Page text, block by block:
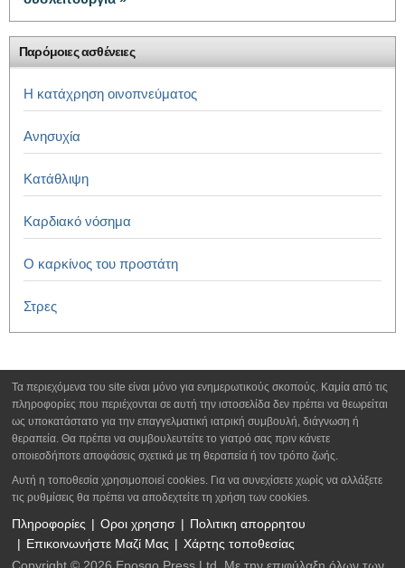
Παρόμοιες ασθένειες
Η κατάχρηση οινοπνεύματος
Ανησυχία
Κατάθλιψη
Καρδιακό νόσημα
Ο καρκίνος του προστάτη
Στρες
Τα περιεχόμενα του site είναι μόνο για ενημερωτικούς σκοπούς. Καμία από τις
πληροφορίες που περιέχονται σε αυτή την ιστοσελίδα δεν πρέπει να θεωρείται
ως υποκατάστατο για την επαγγελματική ιατρική συμβουλή, διάγνωση ή
θεραπεία. Θα πρέπει να συμβουλευτείτε το γιατρό σας πριν κάνετε
οποιεσδήποτε αποφάσεις σχετικά με τη θεραπεία ή τον τρόπο ζωής.
Αυτή η τοποθεσία χρησιμοποιεί cookies. Για να συνεχίσετε χωρίς να αλλάξετε
τις ρυθμίσεις θα πρέπει να αποδεχτείτε τη χρήση των cookies.
Πληροφορίες Οροι χρησησ
Πολιτικη απορρητου
Επικοινωνήστε Μαζί Μας
Χάρτης τοποθεσίας
Copyright © 2026 Eposgo Press Ltd. Με την επιφύλαξη όλων των